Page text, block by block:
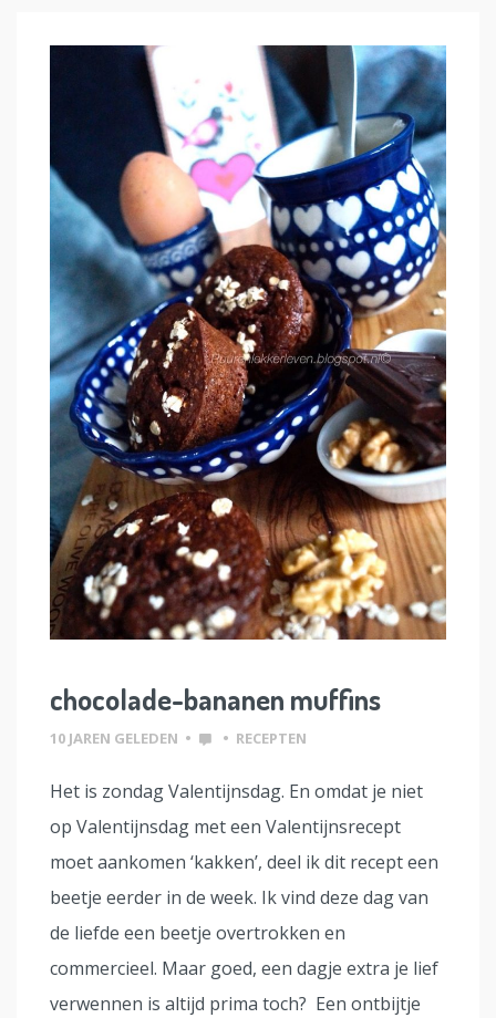
chocolade-bananen muffins
10 JAREN GELEDEN • • RECEPTEN
Het is zondag Valentijnsdag. En omdat je niet
op Valentijnsdag met een Valentijnsrecept
moet aankomen ‘kakken’, deel ik dit recept een
beetje eerder in de week. Ik vind deze dag van
de liefde een beetje overtrokken en
commercieel. Maar goed, een dagje extra je lief
verwennen is altijd prima toch? Een ontbijtje